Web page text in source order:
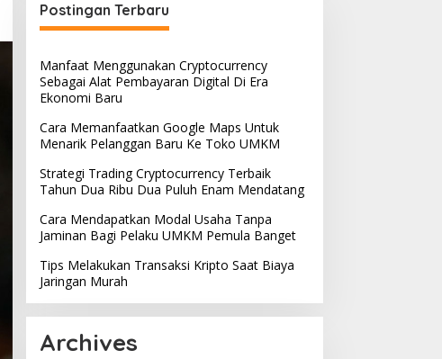
Postingan Terbaru
Manfaat Menggunakan Cryptocurrency
Sebagai Alat Pembayaran Digital Di Era
Ekonomi Baru
Cara Memanfaatkan Google Maps Untuk
Menarik Pelanggan Baru Ke Toko UMKM
Strategi Trading Cryptocurrency Terbaik
Tahun Dua Ribu Dua Puluh Enam Mendatang
Cara Mendapatkan Modal Usaha Tanpa
Jaminan Bagi Pelaku UMKM Pemula Banget
Tips Melakukan Transaksi Kripto Saat Biaya
Jaringan Murah
Archives